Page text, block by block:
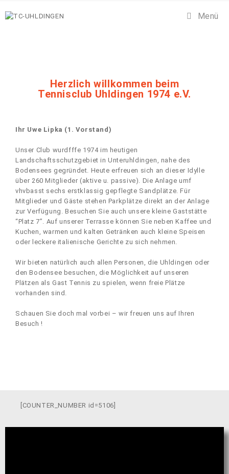
Menü
Herzlich willkommen beim
Tennisclub Uhldingen 1974 e.V.
Ihr Uwe Lipka (1. Vorstand)
Unser Club wurdfffe 1974 im heutigen
Landschaftsschutzgebiet in Unteruhldingen, nahe des
Bodensees gegründet. Heute erfreuen sich an dieser Idylle
über 260 Mitglieder (aktive u. passive). Die Anlage umf
vhvbasst sechs erstklassig gepflegte Sandplätze. Für
Mitglieder und Gäste stehen Parkplätze direkt an der Anlage
zur Verfügung. Besuchen Sie auch unsere kleine Gaststätte
“Platz 7”. Auf unserer Terrasse können Sie neben Kaffee und
Kuchen, warmen und kalten Getränken auch kleine Speisen
oder leckere italienische Gerichte zu sich nehmen.
Wir bieten natürlich auch allen Personen, die Uhldingen oder
den Bodensee besuchen, die Möglichkeit auf unseren
Plätzen als Gast Tennis zu spielen, wenn freie Plätze
vorhanden sind.
Schauen Sie doch mal vorbei – wir freuen uns auf Ihren
Besuch !
[COUNTER_NUMBER id=5106]